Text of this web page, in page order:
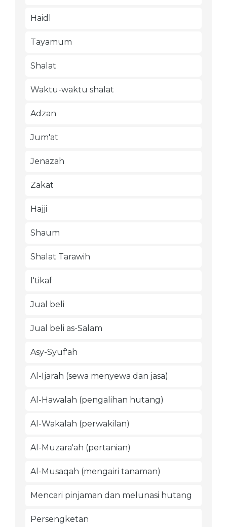
Haidl
Tayamum
Shalat
Waktu-waktu shalat
Adzan
Jum'at
Jenazah
Zakat
Hajji
Shaum
Shalat Tarawih
I'tikaf
Jual beli
Jual beli as-Salam
Asy-Syuf'ah
Al-Ijarah (sewa menyewa dan jasa)
Al-Hawalah (pengalihan hutang)
Al-Wakalah (perwakilan)
Al-Muzara'ah (pertanian)
Al-Musaqah (mengairi tanaman)
Mencari pinjaman dan melunasi hutang
Persengketan